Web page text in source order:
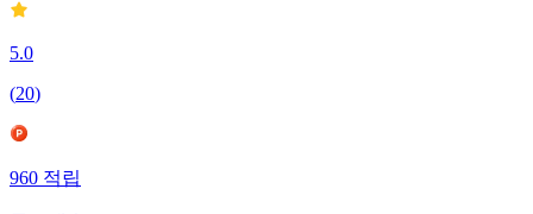
5.0
(20)
960적립